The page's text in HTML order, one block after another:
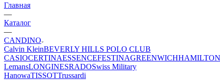
Главная
—
Каталог
—
CANDINO
Calvin KleinBEVERLY HILLS POLO CLUB
CASIOCERTINAESSENCEFESTINAGREENWICHHAMILTON
LemansLONGINESRADOSwiss Military
HanowaTISSOTTrussardi